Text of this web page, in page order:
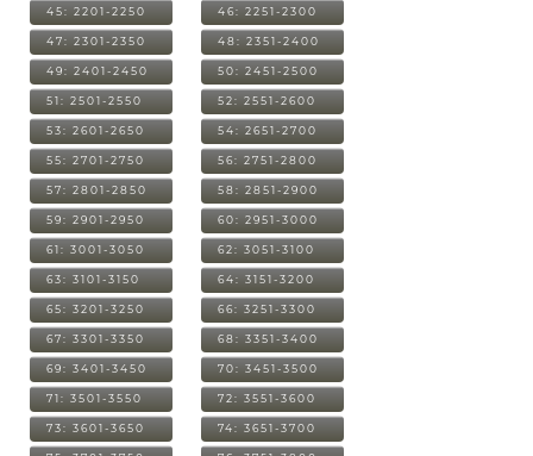
45: 2201-2250 46: 2251-2300
47: 2301-2350 48: 2351-2400
49: 2401-2450 50: 2451-2500
51: 2501-2550 52: 2551-2600
53: 2601-2650 54: 2651-2700
55: 2701-2750 56: 2751-2800
57: 2801-2850 58: 2851-2900
59: 2901-2950 60: 2951-3000
61: 3001-3050 62: 3051-3100
63: 3101-3150 64: 3151-3200
65: 3201-3250 66: 3251-3300
67: 3301-3350 68: 3351-3400
69: 3401-3450 70: 3451-3500
71: 3501-3550 72: 3551-3600
73: 3601-3650 74: 3651-3700